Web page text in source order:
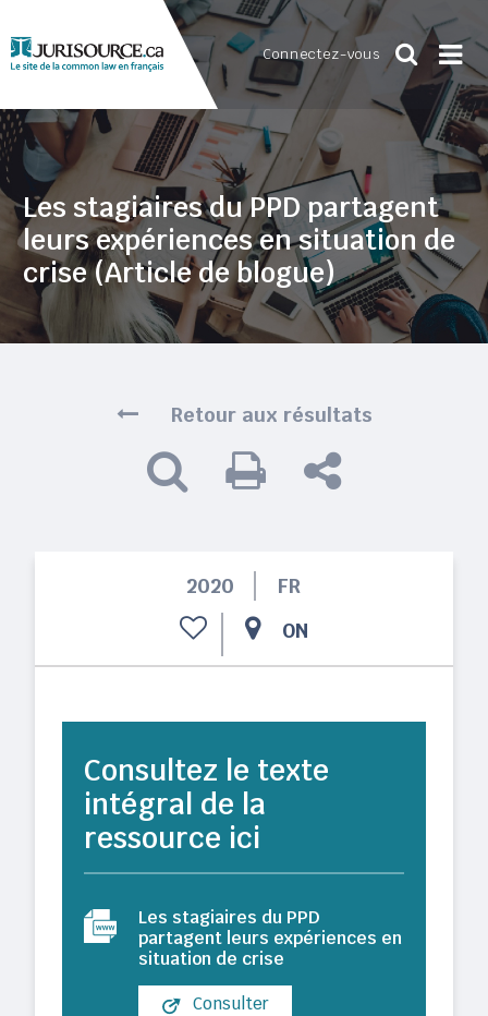
Connectez-vous
Les stagiaires du PPD partagent
leurs expériences en situation de
crise (Article de blogue)
Retour aux résultats
2020
FR
ON
Consultez le texte
intégral de la
ressource ici
Les stagiaires du PPD
partagent leurs expériences en
situation de crise
Consulter